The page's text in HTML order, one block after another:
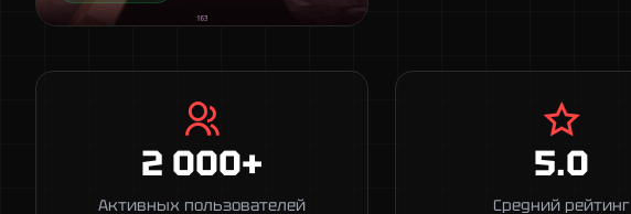
2 000+
Активных пользователей
5.0
Средний рейтинг